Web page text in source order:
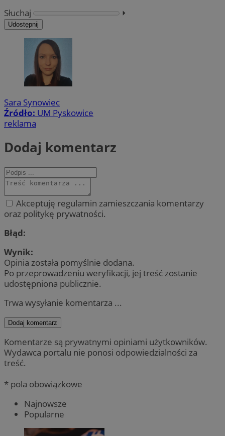
Słuchaj
⏵︎
Udostępnij
Sara Synowiec
Źródło: UM Pyskowice
reklama
Dodaj komentarz
Akceptuję regulamin zamieszczania komentarzy
oraz politykę prywatności.
Błąd:
Wynik:
Opinia została pomyślnie dodana.
Po przeprowadzeniu weryfikacji, jej treść zostanie
udostępniona publicznie.
Trwa wysyłanie komentarza ...
Dodaj komentarz
Komentarze są prywatnymi opiniami użytkowników.
Wydawca portalu nie ponosi odpowiedzialności za
treść.
* pola obowiązkowe
Najnowsze
Popularne